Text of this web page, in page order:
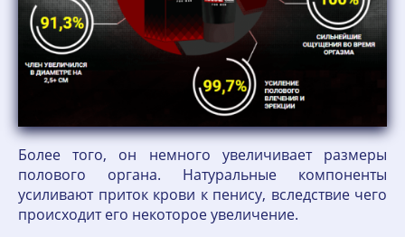
Более того, он немного увеличивает размеры
полового органа. Натуральные компоненты
усиливают приток крови к пенису, вследствие чего
происходит его некоторое увеличение.